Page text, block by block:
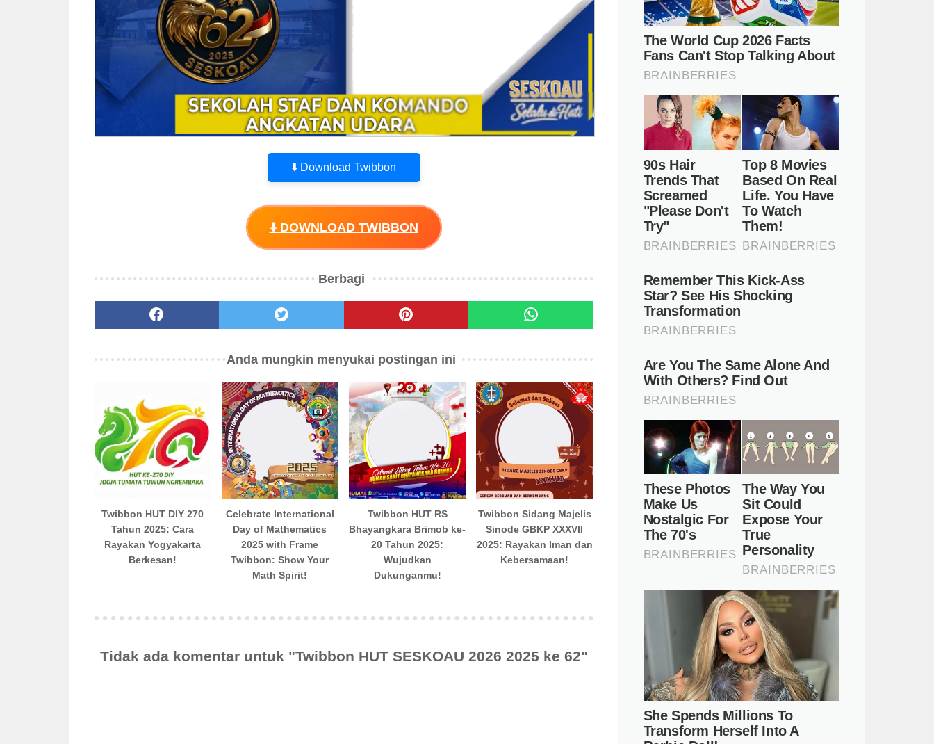
⬇️ Download Twibbon
⬇️ DOWNLOAD TWIBBON
Berbagi
Anda mungkin menyukai postingan ini
Twibbon HUT DIY 270
Tahun 2025: Cara
Rayakan Yogyakarta
Berkesan!
Celebrate International
Day of Mathematics
2025 with Frame
Twibbon: Show Your
Math Spirit!
Twibbon HUT RS
Bhayangkara Brimob ke-
20 Tahun 2025:
Wujudkan
Dukunganmu!
Twibbon Sidang Majelis
Sinode GBKP XXXVII
2025: Rayakan Iman dan
Kebersamaan!
Tidak ada komentar untuk "Twibbon HUT SESKOAU 2026 2025 ke 62"